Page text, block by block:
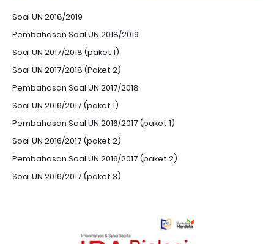
Soal UN 2018/2019
Pembahasan Soal UN 2018/2019
Soal UN 2017/2018 (paket 1)
Soal UN 2017/2018 (Paket 2)
Pembahasan Soal UN 2017/2018
Soal UN 2016/2017 (paket 1)
Pembahasan Soal UN 2016/2017 (paket 1)
Soal UN 2016/2017 (paket 2)
Pembahasan Soal UN 2016/2017 (paket 2)
Soal UN 2016/2017 (paket 3)